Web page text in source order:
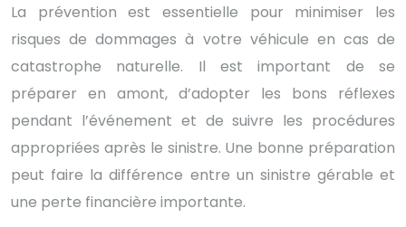
La prévention est essentielle pour minimiser les
risques de dommages à votre véhicule en cas de
catastrophe naturelle. Il est important de se
préparer en amont, d’adopter les bons réflexes
pendant l’événement et de suivre les procédures
appropriées après le sinistre. Une bonne préparation
peut faire la différence entre un sinistre gérable et
une perte financière importante.